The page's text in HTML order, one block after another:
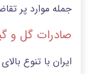
جمله موارد پر
صادرات گل و
ایران با تنوع